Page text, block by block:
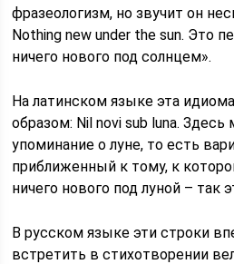
фразеологизм, но звучит он
Nothing new under the sun. Это
ничего нового под солнцем».
На латинском языке эта
образом: Nil novi sub luna.
упоминание о луне, то есть
приближенный к тому, к
ничего нового под луной – так
В русском языке эти строки
встретить в стихотворении